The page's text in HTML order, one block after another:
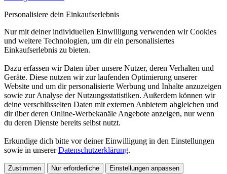
Personalisiere dein Einkaufserlebnis
Nur mit deiner individuellen Einwilligung verwenden wir Cookies
und weitere Technologien, um dir ein personalisiertes
Einkaufserlebnis zu bieten.
Dazu erfassen wir Daten über unsere Nutzer, deren Verhalten und
Geräte. Diese nutzen wir zur laufenden Optimierung unserer
Website und um dir personalisierte Werbung und Inhalte anzuzeigen
sowie zur Analyse der Nutzungsstatistiken. Außerdem können wir
deine verschlüsselten Daten mit externen Anbietern abgleichen und
dir über deren Online-Werbekanäle Angebote anzeigen, nur wenn
du deren Dienste bereits selbst nutzt.
Erkundige dich bitte vor deiner Einwilligung in den Einstellungen
sowie in unsererDatenschutzerklärung.
Zustimmen Nur erforderliche Einstellungen anpassen